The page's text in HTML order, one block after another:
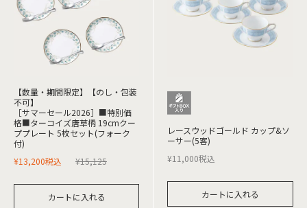
【数量・期間限定】【のし・包装
不可】
［サマーセール2026］■特別価
格■ターコイズ唐草柄 19cmクー
ププレート 5枚セット(フォーク
付)
¥15,125
¥13,200税込
カートに入れる
レースウッドゴールド カップ&ソ
ーサー(5客)
¥11,000税込
カートに入れる